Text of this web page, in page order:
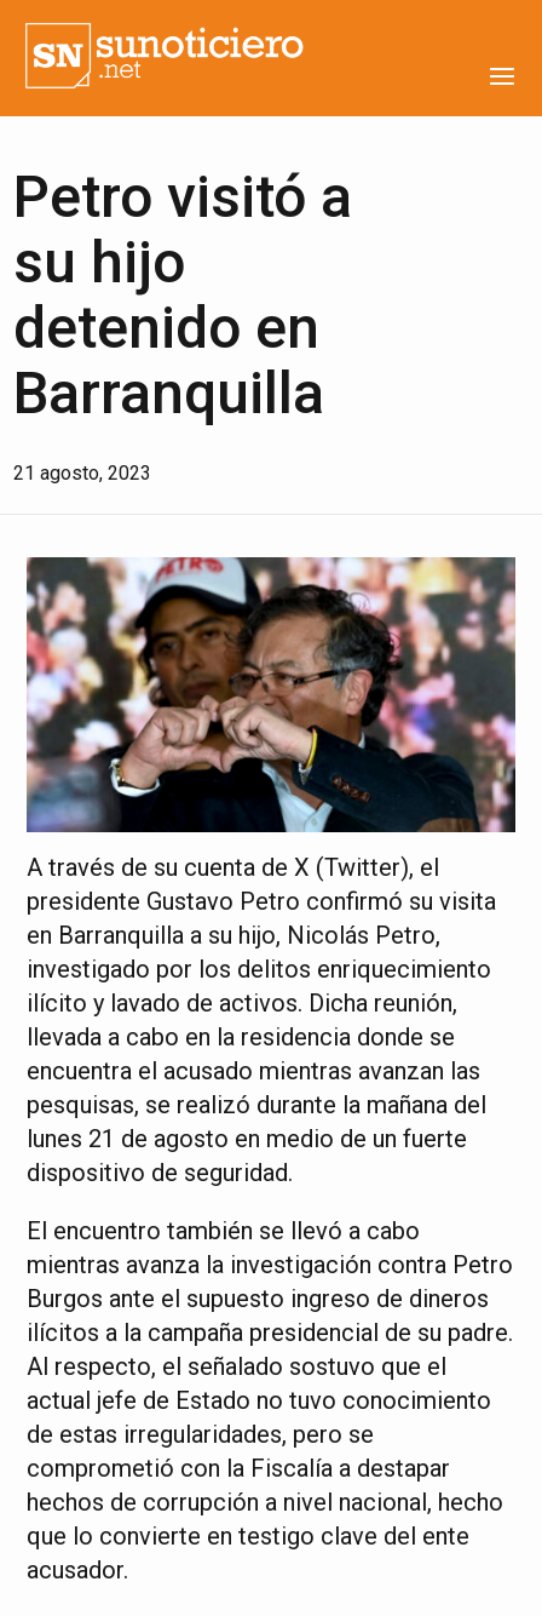
Petro visitó a
su hijo
detenido en
Barranquilla
21 agosto, 2023
A través de su cuenta de X (Twitter), el
presidente Gustavo Petro confirmó su visita
en Barranquilla a su hijo, Nicolás Petro,
investigado por los delitos enriquecimiento
ilícito y lavado de activos. Dicha reunión,
llevada a cabo en la residencia donde se
encuentra el acusado mientras avanzan las
pesquisas, se realizó durante la mañana del
lunes 21 de agosto en medio de un fuerte
dispositivo de seguridad.
El encuentro también se llevó a cabo
mientras avanza la investigación contra Petro
Burgos ante el supuesto ingreso de dineros
ilícitos a la campaña presidencial de su padre.
Al respecto, el señalado sostuvo que el
actual jefe de Estado no tuvo conocimiento
de estas irregularidades, pero se
comprometió con la Fiscalía a destapar
hechos de corrupción a nivel nacional, hecho
que lo convierte en testigo clave del ente
acusador.